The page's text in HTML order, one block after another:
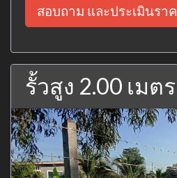
สอบถาม และประเมินรา
รั้วสูง 2.00 เมต